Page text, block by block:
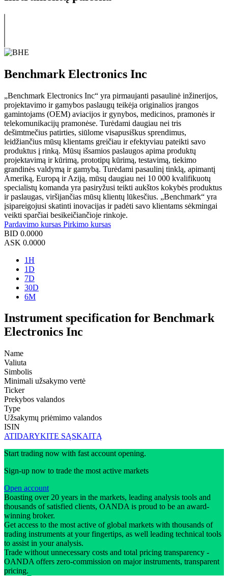
Benchmark Electronics Inc
„Benchmark Electronics Inc“ yra pirmaujanti pasaulinė inžinerijos,
projektavimo ir gamybos paslaugų teikėja originalios įrangos
gamintojams (OEM) aviacijos ir gynybos, medicinos, pramonės ir
telekomunikacijų pramonėse. Turėdami daugiau nei tris
dešimtmečius patirties, siūlome visapusiškus sprendimus,
leidžiančius mūsų klientams greičiau ir efektyviau pateikti savo
produktus į rinką. Mūsų išsamios paslaugos apima produktų
projektavimą ir kūrimą, prototipų kūrimą, testavimą, tiekimo
grandinės valdymą ir gamybą. Turėdami pasaulinį tinklą, apimantį
Ameriką, Europą ir Aziją, mūsų daugiau nei 10 000 kvalifikuotų
specialistų komanda yra pasiryžusi teikti aukštos kokybės produktus
ir paslaugas, viršijančias mūsų klientų lūkesčius. „Benchmark“ yra
įsipareigojusi skatinti inovacijas ir padėti savo klientams sėkmingai
veikti sparčiai besikeičiančioje rinkoje.
Pardavimo kursas Pirkimo kursas
BID 0.0000
ASK 0.0000
1H
1D
7D
30D
6M
Instrument specification for Benchmark
Electronics Inc
Name
Valiuta
Simbolis
Minimali užsakymo vertė
Ticker
Prekybos valandos
Type
Užsakymų priėmimo valandos
ISIN
ATIDARYKITE SĄSKAITĄ
Start trading now with fast account opening.
Sign-up now to trade the most active markets
Open account
Boasting over 20 years in the markets, leading analysis tools and
thousands of satisfied clients, OANDA is proud to be an award-
winning broker.
Get access to the most active of global markets with thousands of
trading instruments at your fingertips, as well leading technical tools
to assist in your analysis.
Trade without unnecessary costs and total pricing transparency -
OANDA offers zero-commission on major instruments, transparent
pricing.